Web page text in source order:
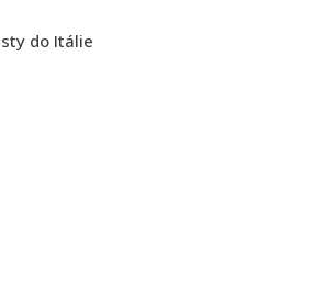
do Itálie